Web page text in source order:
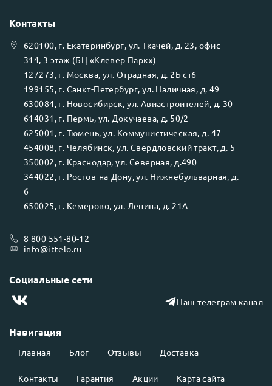
Навигация
Главная Блог Отзывы Доставка
Контакты Гарантия Акции Карта сайта
Контакты
620100, г. Екатеринбург, ул.Ткачей, д. 23, офис
314, 3 этаж (БЦ «Клевер Парк»)
127273, г. Москва, ул. Отрадная, д. 2Б ст6
199155, г. Санкт-Петербург, ул. Наличная, д. 49
630084, г. Новосибирск, ул. Авиастроителей, д. 30
614031 , г. Пермь, ул. Докучаева, д. 50/2
625001 , г. Тюмень, ул. Коммунистическая, д. 47
454008, г. Челябинск, ул. Свердловский тракт, д. 5
350002, г. Краснодар, ул. Северная, д.490
344022, г. Ростов-на-Дону, ул. Нижнебульварная, д.
6
650025, г. Кемерово, ул. Ленина, д. 21А
8 800 551-80-12
info@ittelo.ru
Социальные сети
Наш телеграм канал